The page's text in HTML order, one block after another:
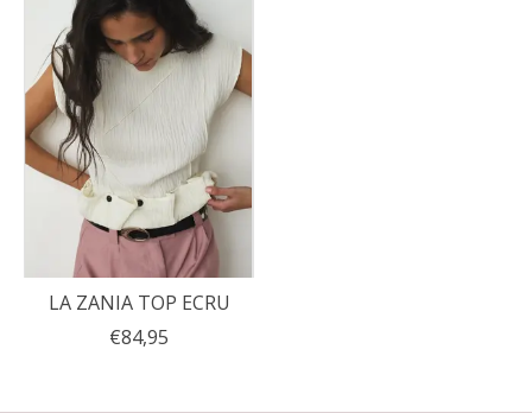
LA ZANIA TOP ECRU
€84,95